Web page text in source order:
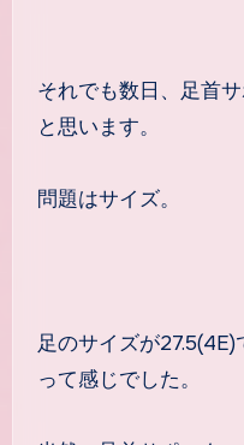
それでも数日、足首
と思います。
問題はサイズ。
足のサイズが
って感じでした。